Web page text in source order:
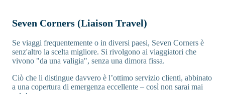
Seven Corners (Liaison Travel)
Se viaggi frequentemente o in diversi paesi, Seven Corners è
senz'altro la scelta migliore. Si rivolgono ai viaggiatori che
vivono "da una valigia", senza una dimora fissa.
Ciò che li distingue davvero è l’ottimo servizio clienti, abbinato
a una copertura di emergenza eccellente – così non sarai mai